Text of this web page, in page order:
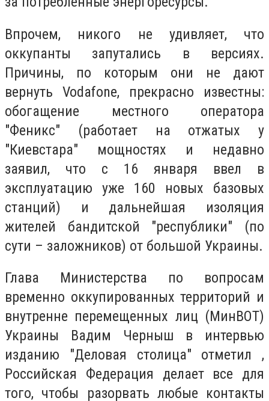
Впрочем, никого не удивляет, что
оккупанты запутались в версиях.
Причины, по которым они не дают
вернуть Vodafone, прекрасно известны:
обогащение местного оператора
"Феникс" (работает на отжатых у
"Киевстара" мощностях и недавно
заявил, что с 16 января ввел в
эксплуатацию уже 160 новых базовых
станций) и дальнейшая изоляция
жителей бандитской "республики" (по
сути – заложников) от большой Украины.
Глава Министерства по вопросам
временно оккупированных территорий и
внутренне перемещенных лиц (МинВОТ)
Украины Вадим Черныш в интервью
изданию "Деловая столица" отметил ,
Российская Федерация делает все для
того, чтобы разорвать любые контакты